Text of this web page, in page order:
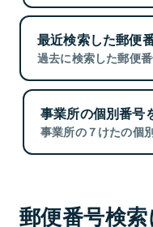
最近検索した郵便
過去に検索した郵便
事業所の個別番号
事業所の７けたの個
郵便番号検